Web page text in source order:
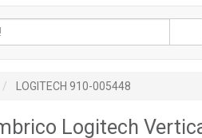
LOGITECH 910-005448
Logitech